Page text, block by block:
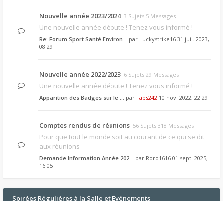
Nouvelle année 2023/2024 3 Sujets 5 Messages
Une nouvelle année débute ! Tenez vous informé !
Re: Forum Sport Santé Environ… par Luckystrike16 31 juil. 2023,
08:29
Nouvelle année 2022/2023 6 Sujets 29 Messages
Une nouvelle année débute ! Tenez vous informé !
Apparition des Badges sur le … par Fabs242 10 nov. 2022, 22:29
Comptes rendus de réunions 56 Sujets 318 Messages
Pour que tout le monde soit au courant de ce qui se dit
aux réunions
Demande Information Année 202… par Roro1616 01 sept. 2025,
16:05
Soirées Régulières à la Salle et Evénements